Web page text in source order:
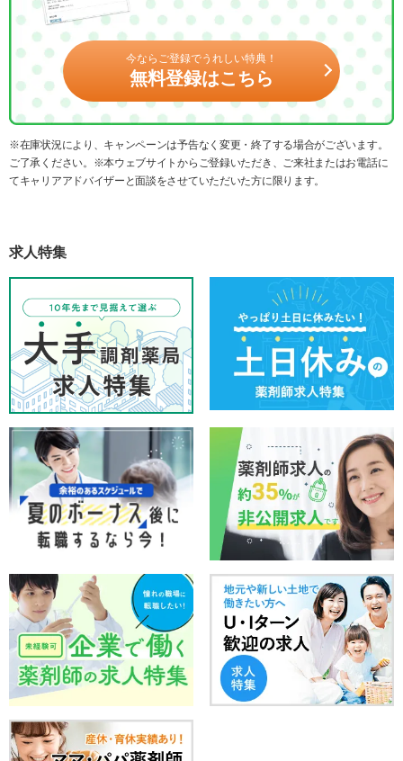
今ならご登録でうれしい特典！
無料登録はこちら
※在庫状況により、キャンペーンは予告なく変更・終了する場合がございます。
ご了承ください。※本ウェブサイトからご登録いただき、ご来社またはお電話に
てキャリアアドバイザーと面談をさせていただいた方に限ります。
求人特集